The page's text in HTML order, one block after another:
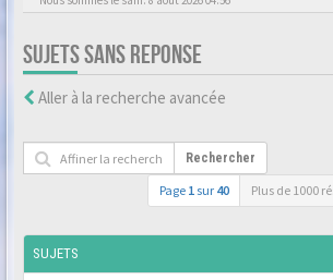
SUJETS SANS REPONSE
Aller à la recherche avancée
Rechercher
Page 1 sur 40 Plus de 1000
SUJETS